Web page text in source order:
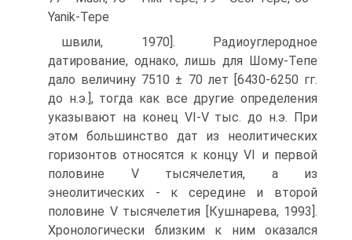
Yanik-Tepe
швили, 1970]. Радиоуглеродное
датирование, однако, лишь для Шому-Тепе
дало величину 7510 ± 70 лет [6430-6250 гг.
до н.э.], тогда как все другие определения
указывают на конец VI-V тыс. до н.э. При
этом большинство дат из неолитиче­ских
горизонтов относятся к концу VI и первой
половине V тысячелетия, а из
энеолитических - к середине и второй
половине V тысячелетия [Кушнарева, 1993].
Хронологически близким к ним оказался